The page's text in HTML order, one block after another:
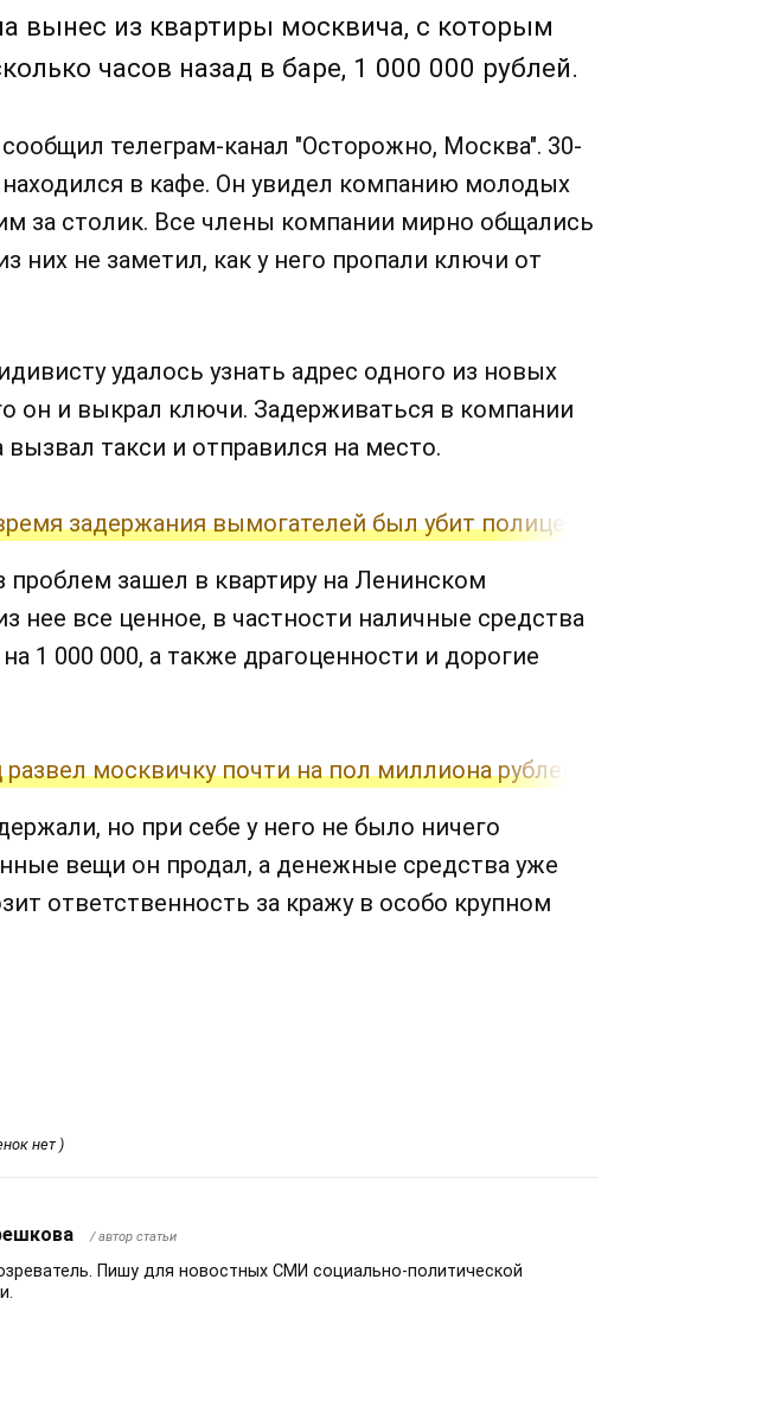
вынес из квартиры москвича, с которым
часов назад в баре, 1 000 000 рублей.
телеграм-канал "Осторожно, Москва". 30-
в кафе. Он увидел компанию молодых
за столик. Все члены компании мирно общались
них не заметил, как у него пропали ключи от
удалось узнать адрес одного из новых
он и выкрал ключи. Задерживаться в компании
такси и отправился на место.
задержания вымогателей был убит полицейский
зашел в квартиру на Ленинском
нее все ценное, в частности наличные средства
1 000 000, а также драгоценности и дорогие
москвичку почти на пол миллиона рублей и пропал
но при себе у него не было ничего
вещи он продал, а денежные средства уже
ответственность за кражу в особо крупном
нет )
/ автор статьи
Пишу для новостных СМИ социально-политической